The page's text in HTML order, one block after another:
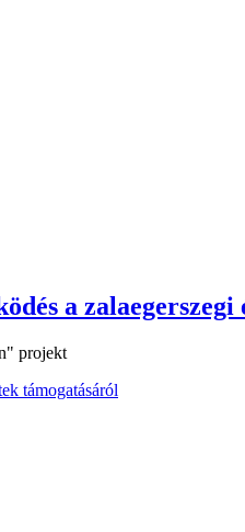
a
projekt
támogatásáról